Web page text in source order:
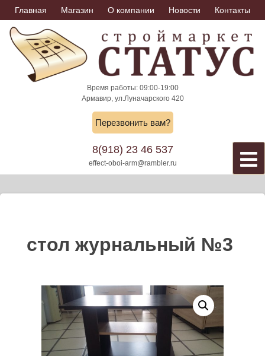
Skip
to
content
Главная Магазин О компании Новости Контакты
Время работы: 09:00-19:00
Армавир, ул.Луначарского 420
Перезвонить вам?
8(918) 23 46 537
effect-oboi-arm@rambler.ru
стол журнальный №3